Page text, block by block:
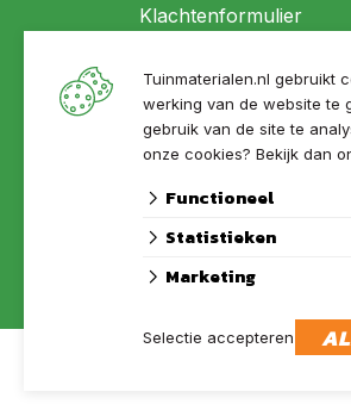
Klachtenformulier
Offerte aanvragen
Tuinmaterialen.nl gebruikt
werking van de website te
gebruik van de site te
onze cookies? Bekijk dan
Functioneel
Statistieken
Marketing
Selectie accepteren